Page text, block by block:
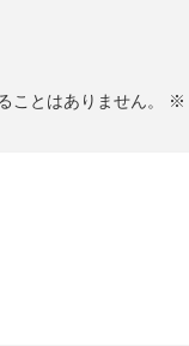
ことはありません。 ※